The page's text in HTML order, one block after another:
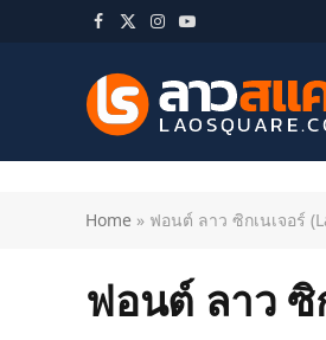
Facebook
X
Instagram
YouTube
Home » ฟอนต์ ลาว ซิกเนเจอร์
ฟอนต์ ลาว ซิ